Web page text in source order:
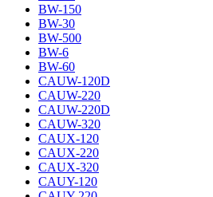
BW-150
BW-30
BW-500
BW-6
BW-60
CAUW-120D
CAUW-220
CAUW-220D
CAUW-320
CAUX-120
CAUX-220
CAUX-320
CAUY-120